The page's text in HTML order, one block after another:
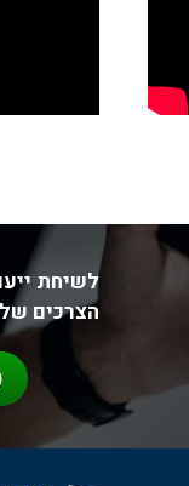
לשיחת
הצרכים